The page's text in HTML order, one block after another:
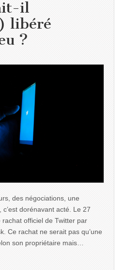
il
libéré
?
des négociations, une
dorénavant acté. Le 27
officiel de Twitter par
Ce rachat ne serait pas qu’une
son propriétaire mais…